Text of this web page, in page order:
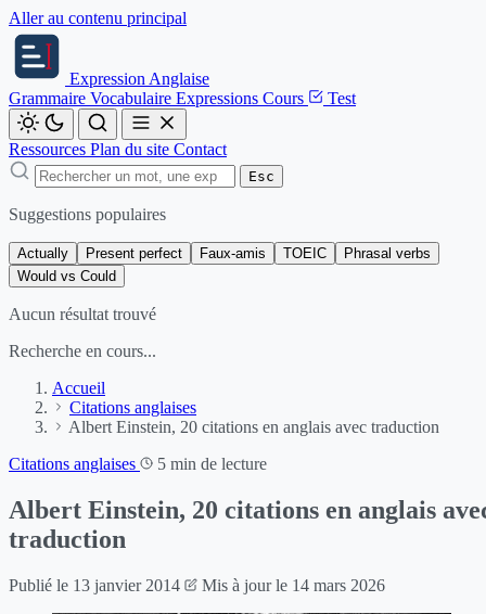
Aller au contenu principal
Expression Anglaise
Grammaire Vocabulaire Expressions Cours Test
Ressources Plan du site Contact
Esc
Suggestions populaires
Actually Present perfect Faux-amis TOEIC
Phrasal verbs
Would vs Could
Aucun résultat trouvé
Recherche en cours...
Accueil
Citations anglaises
Albert Einstein, 20 citations en anglais avec traduction
Citations anglaises
5 min de lecture
Albert Einstein, 20 citations en anglais
traduction
Publié le 13 janvier 2014 Mis à jour le 14 mars 2026